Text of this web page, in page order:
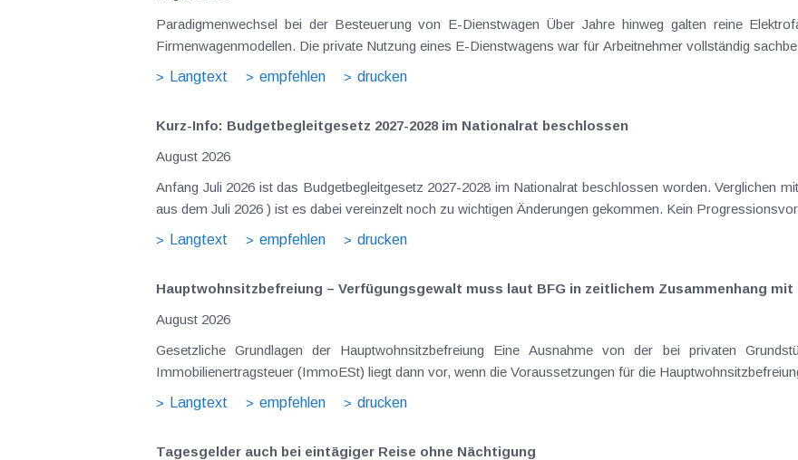
Paradigmenwechsel bei der Besteuerung von E-Dienstwagen Über Jahre hinweg galten reine Elektrofahrzeuge als steuerlicher Goldstandard bei
Firmenwagenmodellen. Die private Nutzung eines E-Dienstwagens war für Arbeitnehmer vollständig
Langtext
empfehlen drucken
Kurz-Info: Budgetbegleitgesetz 2027-2028 im Nationalrat beschlossen
August 2026
Anfang Juli 2026 ist das Budgetbegleitgesetz 2027-2028 im Nationalrat beschlossen worden. Verglichen
aus dem Juli 2026 ) ist es dabei vereinzelt noch zu
Langtext
empfehlen drucken
Hauptwohnsitz​­befreiung – Verfügungsgewalt muss laut BFG in zeitlichem Zusammenhang
August 2026
Gesetzliche Grundlagen der Hauptwohnsitzbefreiung Eine Ausnahme von der bei privaten Grundstücksveräußerungen regelmäßig anfallenden
Immobilienertragsteuer (ImmoESt) liegt dann vor, wenn die Voraussetzungen für die
Langtext
empfehlen drucken
Tagesgelder auch bei eintägiger Reise ohne Nächtigung